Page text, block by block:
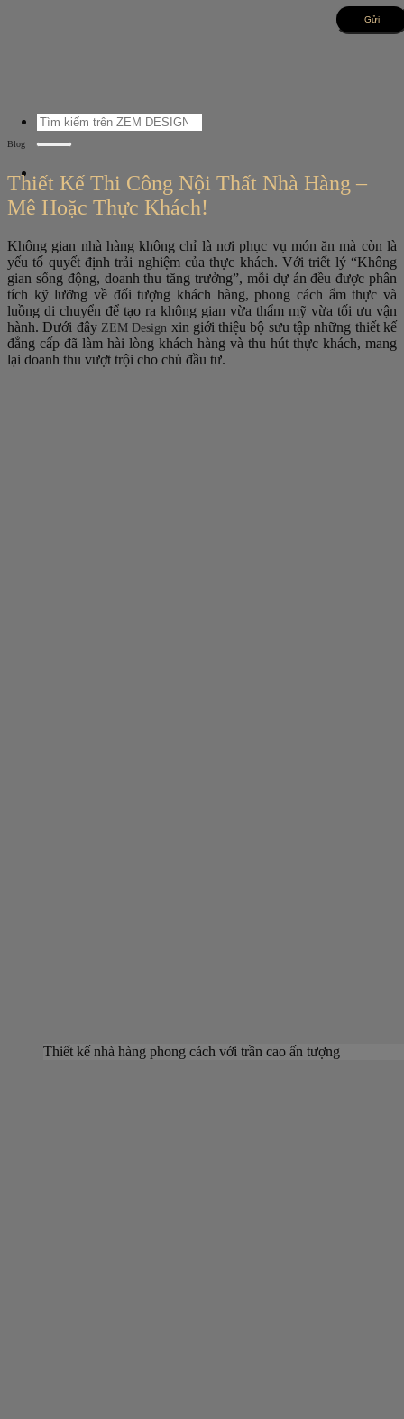
Tìm
kiếm:
Blog
Thiết Kế Thi Công Nội Thất Nhà Hàng –
Mê Hoặc Thực Khách!
Không gian nhà hàng không chỉ là nơi phục vụ món ăn mà còn là
yếu tố quyết định trải nghiệm của thực khách. Với triết lý “Không
gian sống động, doanh thu tăng trưởng”, mỗi dự án đều được phân
tích kỹ lưỡng về đối tượng khách hàng, phong cách ẩm thực và
luồng di chuyển để tạo ra không gian vừa thẩm mỹ vừa tối ưu vận
hành. Dưới đây ZEM Design xin giới thiệu bộ sưu tập những thiết kế
đẳng cấp đã làm hài lòng khách hàng và thu hút thực khách, mang
lại doanh thu vượt trội cho chủ đầu tư.
Thiết kế nhà hàng phong cách với trần cao ấn tượng